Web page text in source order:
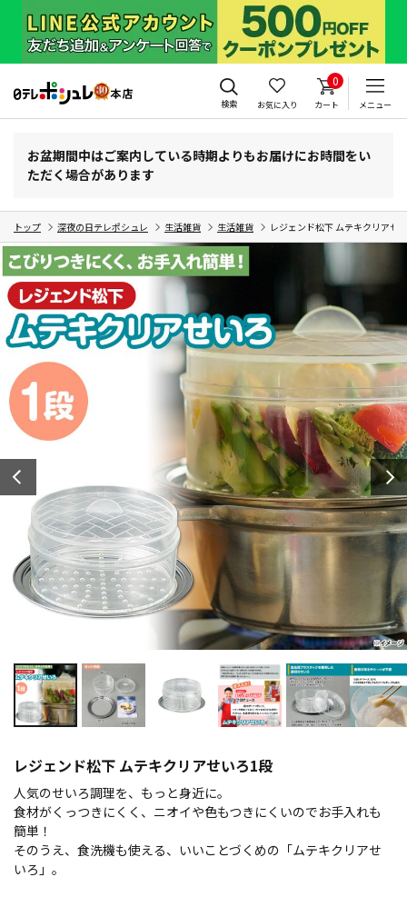
検索 お気に入り
0
カート メニュー
お盆期間中はご案内している時期よりもお届けにお時間をい
ただく場合があります
トップ 深夜の日テレポシュレ 生活雑貨 生活雑貨 レジェンド松下 ムテキクリアせ
レジェンド松下 ムテキクリアせいろ1段
人気のせいろ調理を、もっと身近に。
食材がくっつきにくく、ニオイや色もつきにくいのでお手入れも
簡単！
そのうえ、食洗機も使える、いいことづくめの「ムテキクリアせ
いろ」。